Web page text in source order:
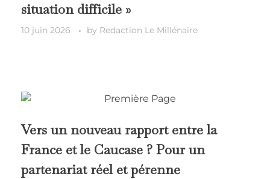
situation difficile »
10 juin 2026 by Redaction Le Millénaire
Vers un nouveau rapport entre la
France et le Caucase ? Pour un
partenariat réel et pérenne